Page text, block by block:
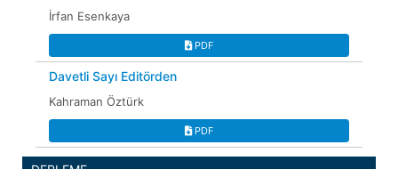
İrfan Esenkaya
PDF
Davetli Sayı Editörden
Kahraman Öztürk
PDF